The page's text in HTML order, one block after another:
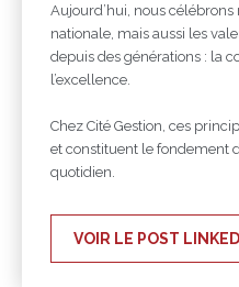
Aujourd’hui, nous
nationale, mais aussi les
depuis des générations : la
l’excellence.
Chez Cité Gestion, ces
et constituent le fondement
quotidien.
VOIR LE POST